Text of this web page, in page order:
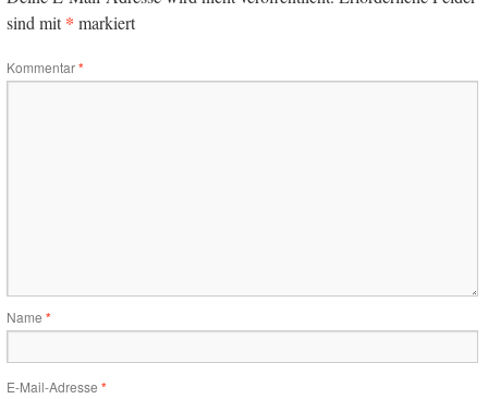
sind mit* markiert
Kommentar*
Name *
E-Mail-Adresse *